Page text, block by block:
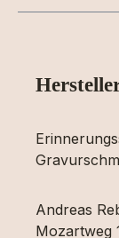
Andreas
Mozartweg